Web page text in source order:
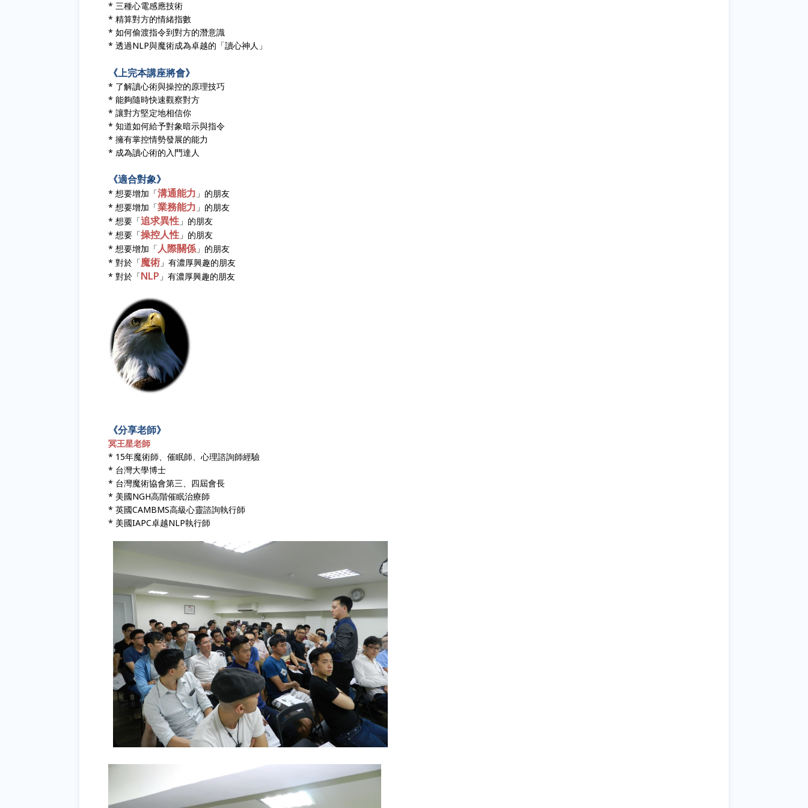
* 三種心電感應技術
* 精算對方的情緒指數
* 如何偷渡指令到對方的潛意識
* 透過NLP與魔術成為卓越的「讀心神人」
《上完本講座將會》
* 了解讀心術與操控的原理技巧
* 能夠隨時快速觀察對方
* 讓對方堅定地相信你
* 知道如何給予對象暗示與指令
* 擁有掌控情勢發展的能力
* 成為讀心術的入門達人
《適合對象》
* 想要增加「溝通能力 」的朋友
* 想要增加「業務能力 」的朋友
* 想要「追求異性 」的朋友
* 想要「操控人性 」的朋友
* 想要增加「人際關係 」的朋友
* 對於「魔術 」有濃厚興趣的朋友
* 對於「NLP 」有濃厚興趣的朋友
《分享老師》
冥王星老師
* 15年魔術師、催眠師、心理諮詢師經驗
* 台灣大學博士
* 台灣魔術協會第三、四屆會長
* 美國NGH高階催眠治療師
* 英國CAMBMS高級心靈諮詢執行師
* 美國IAPC卓越NLP執行師